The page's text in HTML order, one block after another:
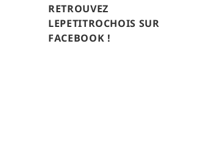
RETROUVEZ
LEPETITROCHOIS SUR
FACEBOOK !